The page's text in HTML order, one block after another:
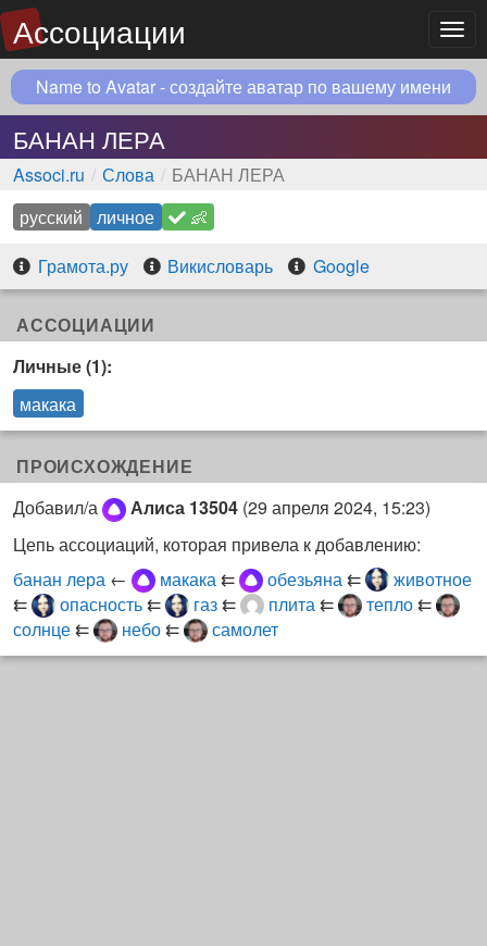
Ассоциации
Name to Avatar - создайте аватар по вашему имени
БАНАН ЛЕРА
Associ.ru Слова
БАНАН ЛЕРА
русский
личное
👶
Грамота.ру
Викисловарь Google
АССОЦИАЦИИ
Личные (1):
макака
ПРОИСХОЖДЕНИЕ
Добавил/а
Алиса 13504 (29 апреля 2024, 15:23)
Цепь ассоциаций, которая привела к добавлению:
банан лера ← макака ⇇ обезьяна ⇇
животное
⇇
опасность⇇ газ⇇ плита⇇ тепло⇇
солнце⇇ небо⇇ самолет